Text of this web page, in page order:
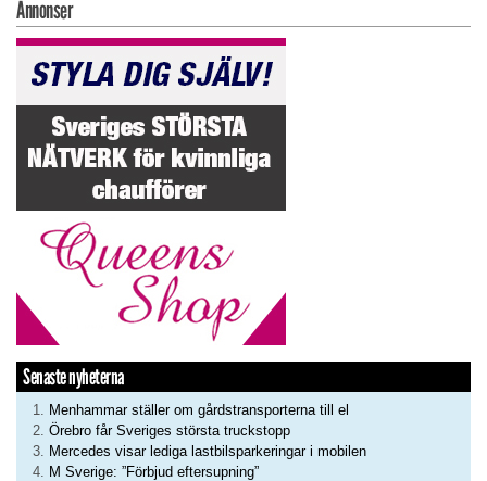
Annonser
Senaste nyheterna
Menhammar ställer om gårdstransporterna till el
Örebro får Sveriges största truckstopp
Mercedes visar lediga lastbilsparkeringar i mobilen
M Sverige: ”Förbjud eftersupning”